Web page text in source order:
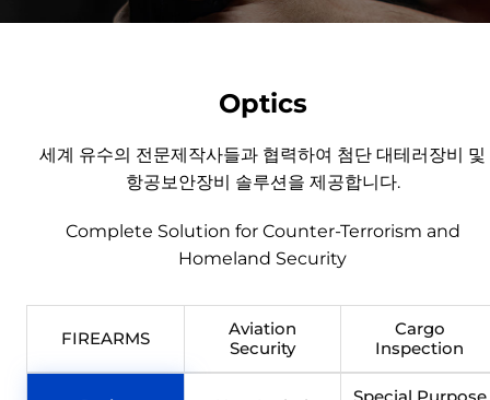
Optics
세계 유수의 전문제작사들과 협력하여 첨단 대테러장비 및
항공보안장비 솔루션을 제공합니다.
Complete Solution for Counter-Terrorism and
Homeland Security
FIREARMS
Aviation
Security
Cargo
Inspection